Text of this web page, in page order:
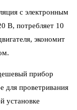
с электронным
В, потребляет 10
экономит
прибор
для проветривания
установке